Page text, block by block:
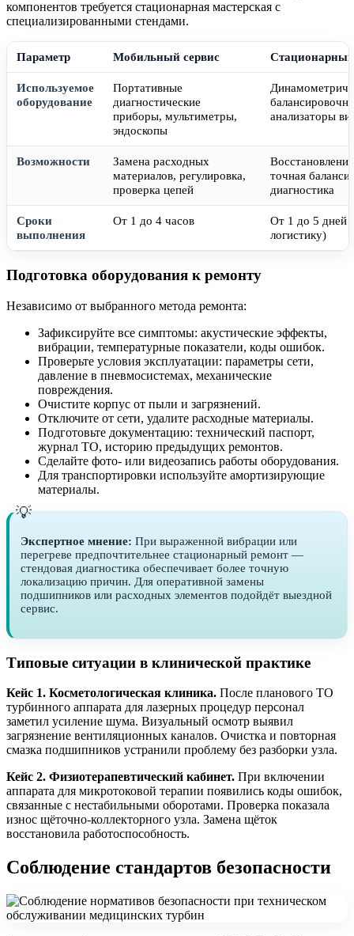
компонентов требуется стационарная мастерская с
специализированными стендами.
Параметр Мобильный сервис
Используемое
оборудование
Портативные
диагностические
приборы, мультиметры,
эндоскопы
анализаторы
Возможности
Замена расходных
материалов, регулировка,
проверка цепей
точная
диагностика
Сроки
выполнения
От 1 до 4 часов
От 1 до 5 дней
логистику)
Подготовка оборудования к ремонту
Независимо от выбранного метода ремонта:
Зафиксируйте все симптомы: акустические эффекты,
вибрации, температурные показатели, коды ошибок.
Проверьте условия эксплуатации: параметры сети,
давление в пневмосистемах, механические
повреждения.
Очистите корпус от пыли и загрязнений.
Отключите от сети, удалите расходные материалы.
Подготовьте документацию: технический паспорт,
журнал ТО, историю предыдущих ремонтов.
Сделайте фото- или видеозапись работы оборудования.
Для транспортировки используйте амортизирующие
материалы.
Экспертное мнение: При выраженной вибрации или
перегреве предпочтительнее стационарный ремонт —
стендовая диагностика обеспечивает более точную
локализацию причин. Для оперативной замены
подшипников или расходных элементов подойдёт выездной
сервис.
Типовые ситуации в клинической практике
Кейс 1. Косметологическая клиника. После планового ТО
турбинного аппарата для лазерных процедур персонал
заметил усиление шума. Визуальный осмотр выявил
загрязнение вентиляционных каналов. Очистка и повторная
смазка подшипников устранили проблему без разборки узла.
Кейс 2. Физиотерапевтический кабинет. При включении
аппарата для микротоковой терапии появились коды ошибок,
связанные с нестабильными оборотами. Проверка показала
износ щёточно-коллекторного узла. Замена щёток
восстановила работоспособность.
Соблюдение стандартов безопасности